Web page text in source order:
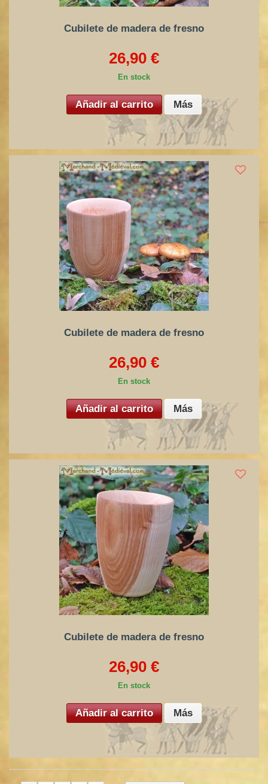
Cubilete de madera de fresno
26,90 €
En stock
Añadir al carrito Más
Cubilete de madera de fresno
26,90 €
En stock
Añadir al carrito Más
Cubilete de madera de fresno
26,90 €
En stock
Añadir al carrito Más